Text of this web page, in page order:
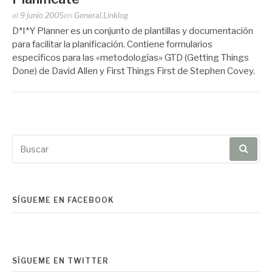
Publicado
por
el 9 junio 2005en General,Linklog
D*I*Y Planner es un conjunto de plantillas y documentación
para facilitar la planificación. Contiene formularios
específicos para las «metodologías» GTD (Getting Things
Done) de David Allen y First Things First de Stephen Covey.
por:
SÍGUEME EN FACEBOOK
SÍGUEME EN TWITTER